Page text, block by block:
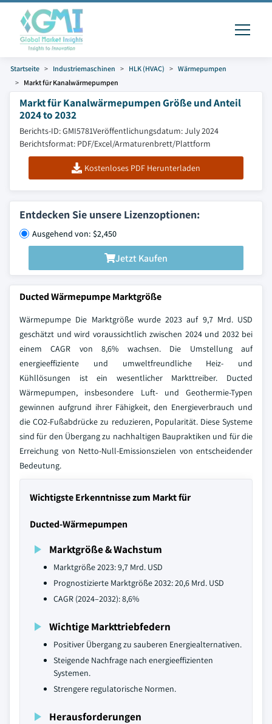
Startseite Industriemaschinen HLK (HVAC)
Wärmepumpen
Markt für Kanalwärmepumpen
Markt für Kanalwärmepumpen Größe und Anteil
2024 to 2032
Berichts-ID: GMI5781Veröffentlichungsdatum: July 2024
Berichtsformat: PDF/Excel/Armaturenbrett/Plattform
Kostenloses PDF Herunterladen
Entdecken Sie unsere Lizenzoptionen:
Ausgehend von: $2,450
Jetzt Kaufen
Ducted Wärmepumpe Marktgröße
Wärmepumpe Die Marktgröße wurde 2023 auf 9,7 Mrd. USD
geschätzt und wird voraussichtlich zwischen 2024 und 2032 bei
einem CAGR von 8,6% wachsen. Die Umstellung auf
energieeffiziente und umweltfreundliche Heiz- und
Kühllösungen ist ein wesentlicher Markttreiber. Ducted
Wärmepumpen, insbesondere Luft- und Geothermie-Typen
gewinnen aufgrund ihrer Fähigkeit, den Energieverbrauch und
die CO2-Fußabdrücke zu reduzieren, Popularität. Diese Systeme
sind für den Übergang zu nachhaltigen Baupraktiken und für die
Erreichung von Netto-Null-Emissionszielen von entscheidender
Bedeutung.
Wichtigste Erkenntnisse zum Markt für
Ducted-Wärmepumpen
Marktgröße & Wachstum
Marktgröße 2023: 9,7 Mrd. USD
Prognostizierte Marktgröße 2032: 20,6 Mrd. USD
CAGR (2024–2032): 8,6%
Wichtige Markttriebfedern
Positiver Übergang zu sauberen Energiealternativen.
Steigende Nachfrage nach energieeffizienten
Systemen.
Strengere regulatorische Normen.
Herausforderungen